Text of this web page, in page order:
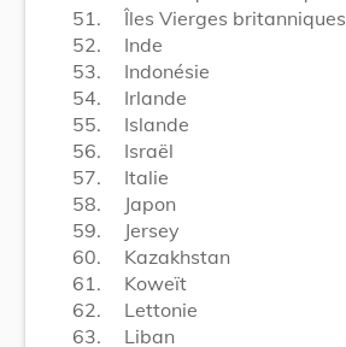
51.
Îles Vierges britanniques
52.
Inde
53.
Indonésie
54.
Irlande
55.
Islande
56.
Israël
57.
Italie
58.
Japon
59.
Jersey
60.
Kazakhstan
61.
Koweït
62.
Lettonie
63.
Liban